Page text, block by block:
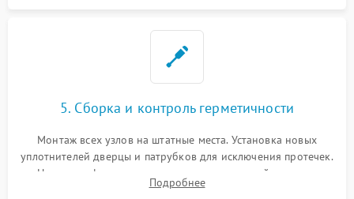
5. Сборка и контроль герметичности
Монтаж всех узлов на штатные места. Установка новых
уплотнителей дверцы и патрубков для исключения протечек.
Надежная фиксация хомутов гидравлической системы,
сборка корпуса и установка датчика поплавка.
Подробнее